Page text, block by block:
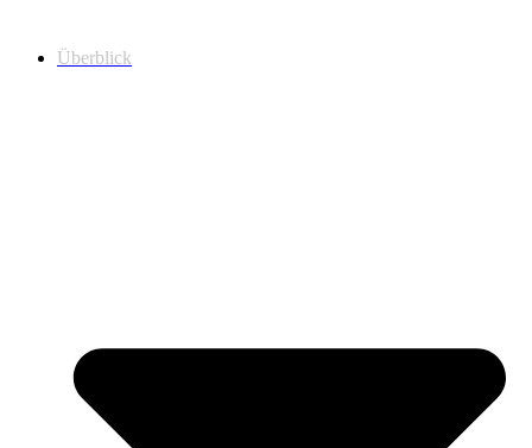
Überblick